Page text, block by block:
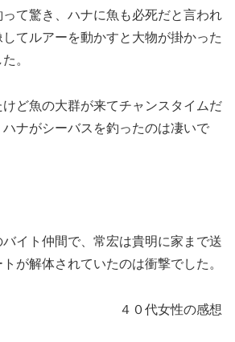
て驚き、ハナに魚も必死だと言われ
てルアーを動かすと大物が掛かった
。
ど魚の大群が来てチャンスタイムだ
ナがシーバスを釣ったのは凄いで
イト仲間で、常宏は貴明に家まで送
が解体されていたのは衝撃でした。
４０代女性の感想